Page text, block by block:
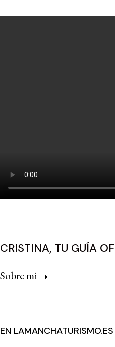
CRISTINA, TU GUÍA
Sobre mi
EN LAMANCHATURISMO.ES